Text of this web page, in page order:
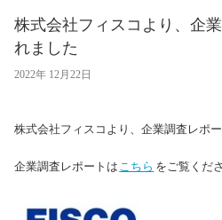
株式会社フィスコより、企
れました
2022年 12月22日
株式会社フィスコより、企業調査レポ
企業調査レポートは こちら をご覧くださ